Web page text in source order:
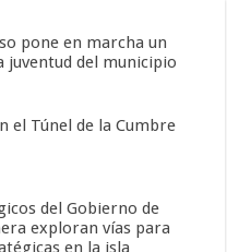
pone en marcha un
juventud del municipio
el Túnel de la Cumbre
del Gobierno de
exploran vías para
en la isla